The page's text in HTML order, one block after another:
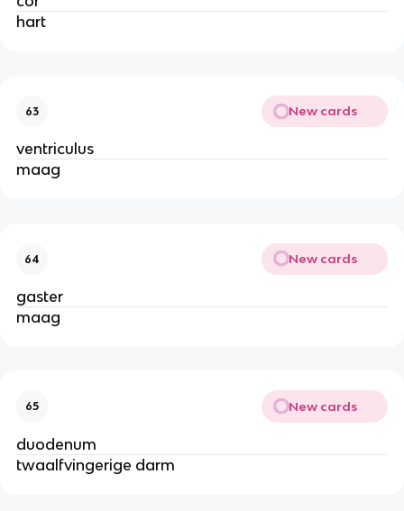
hart
63 New cards
ventriculus
maag
64 New cards
gaster
maag
65 New cards
duodenum
twaalfvingerige darm